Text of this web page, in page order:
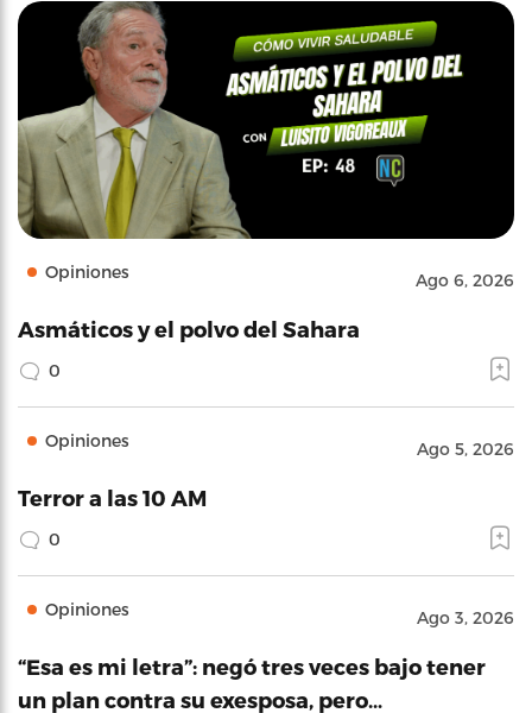
Opiniones Ago 6, 2026
Asmáticos y el polvo del Sahara
0
Opiniones Ago 5, 2026
Terror a las 10 AM
0
Opiniones Ago 3, 2026
“Esa es mi letra”: negó tres veces bajo tener
un plan contra su exesposa, pero…